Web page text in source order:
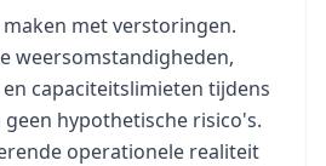
met verstoringen.
weersomstandigheden,
capaciteitslimieten tijdens
hypothetische risico's.
operationele realiteit